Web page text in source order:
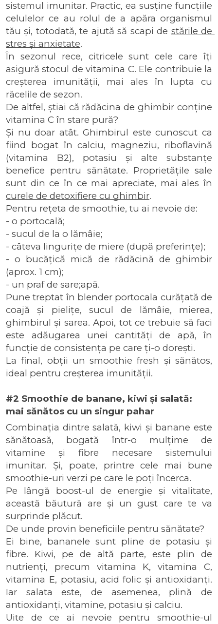
sistemul imunitar. Practic, ea susține funcțiile
celulelor ce au rolul de a apăra organismul
tău și, totodată, te ajută să scapi de stările de
stres și anxietate.
În sezonul rece, citricele sunt cele care îți
asigură stocul de vitamina C. Ele contribuie la
creșterea imunității, mai ales în lupta cu
răcelile de sezon.
De altfel, știai că rădăcina de ghimbir conține
vitamina C în stare pură?
Și nu doar atât. Ghimbirul este cunoscut ca
fiind bogat în calciu, magneziu, riboflavină
(vitamina B2), potasiu și alte substanțe
benefice pentru sănătate. Proprietățile sale
curele de detoxifiere cu ghimbir.
Pentru rețeta de smoothie, tu ai nevoie de:
- o portocală;
- sucul de la o lămâie;
- câteva lingurițe de miere (după preferințe);
- o bucățică mică de rădăcină de ghimbir
(aprox. 1 cm);
- un praf de sare;apă.
Pune treptat în blender portocala curățată de
coajă și pielițe, sucul de lămâie, mierea,
ghimbirul și sarea. Apoi, tot ce trebuie să faci
este adăugarea unei cantități de apă, în
funcție de consistența pe care ți-o dorești.
La final, obții un smoothie fresh și sănătos,
ideal pentru creșterea imunității.
#2 Smoothie de banane, kiwi și salată:
mai sănătos cu un singur pahar
Combinația dintre salată, kiwi și banane este
sănătoasă, bogată într-o mulțime de
vitamine și fibre necesare sistemului
imunitar. Și, poate, printre cele mai bune
smoothie-uri verzi pe care le poți încerca.
Pe lângă boost-ul de energie și vitalitate,
această băutură are și un gust care te va
surprinde plăcut.
De unde provin beneficiile pentru sănătate?
Ei bine, bananele sunt pline de potasiu și
fibre. Kiwi, pe de altă parte, este plin de
nutrienți, precum vitamina K, vitamina C,
vitamina E, potasiu, acid folic și antioxidanți.
Iar salata este, de asemenea, plină de
antioxidanți, vitamine, potasiu și calciu.
Uite de ce ai nevoie pentru smoothie-ul